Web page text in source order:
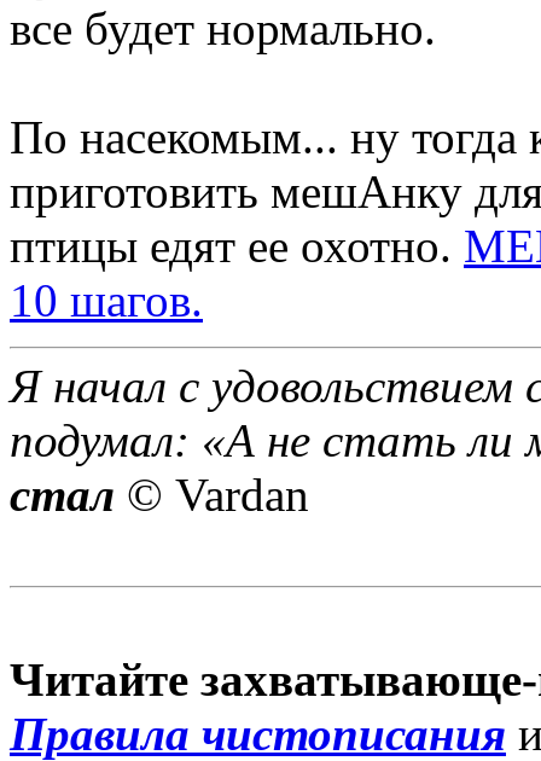
все будет нормально.
По насекомым... ну тогда
приготовить мешАнку
птицы едят ее охотно.
10 шагов.
Я начал с
подумал: «А не стать ли
стал © Vardan
Читайте
Правила чистописания